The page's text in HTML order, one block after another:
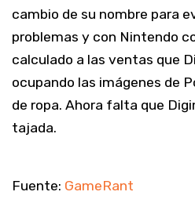
cambio de su nombre para
problemas y con Nintendo
calculado a las ventas que
ocupando las imágenes de
de ropa. Ahora falta que
tajada.
Fuente: GameRant